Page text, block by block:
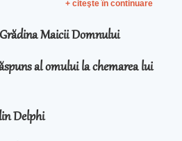
+ citeşte în continuare
Maicii Domnului
al omului la chemarea lui
Delphi